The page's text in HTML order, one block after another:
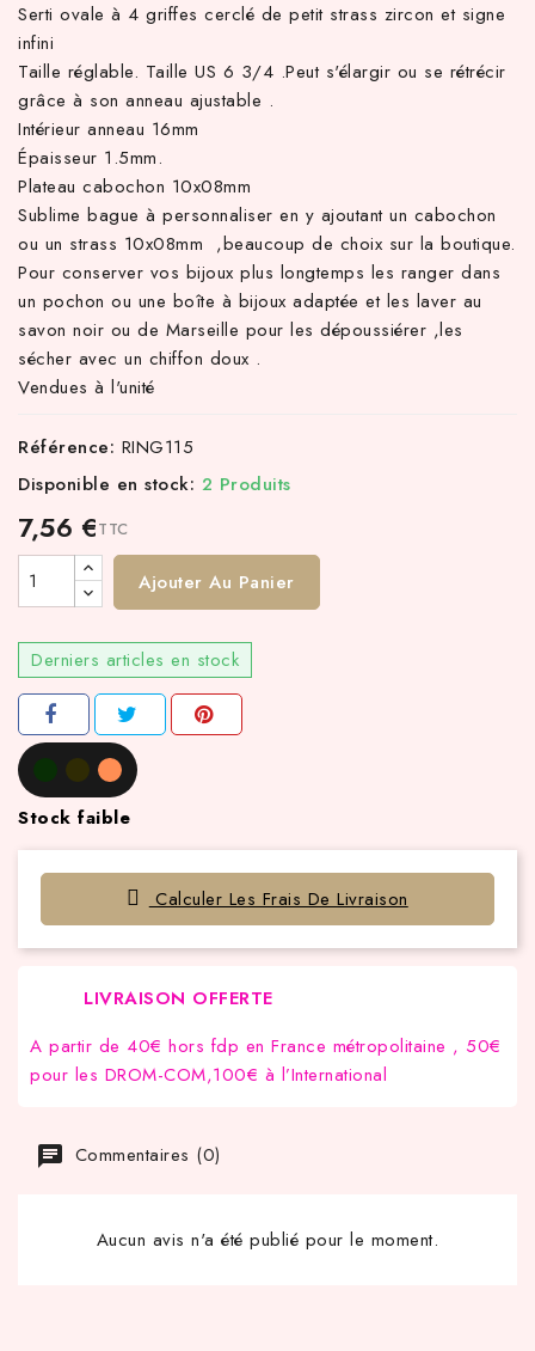
d'achat hors frais de port en France métropolitaine ! À
Serti ovale à 4 griffes cerclé de petit strass zircon et signe
infini
Taille réglable. Taille US 6 3/4 .Peut s'élargir ou se rétrécir
grâce à son anneau ajustable .
Intérieur anneau 16mm
Épaisseur 1.5mm.
Plateau cabochon 10x08mm
Sublime bague à personnaliser en y ajoutant un cabochon
ou un strass 10x08mm ,beaucoup de choix sur la boutique.
Pour conserver vos bijoux plus longtemps les ranger dans
un pochon ou une boîte à bijoux adaptée et les laver au
savon noir ou de Marseille pour les dépoussiérer ,les
sécher avec un chiffon doux .
Vendues à l'unité
Référence: RING115
Disponible en stock: 2 Produits
7,56 €TTC
Ajouter Au Panier
Derniers articles en stock
Stock faible
Calculer Les Frais De Livraison
LIVRAISON OFFERTE
A partir de 40€ hors fdp en France métropolitaine , 50€
pour les DROM-COM,100€ à l’International
Commentaires (0)
Aucun avis n'a été publié pour le moment.